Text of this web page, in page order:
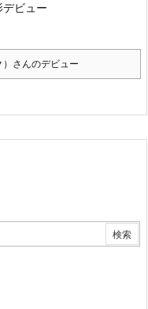
ビュー
さんのデビュー